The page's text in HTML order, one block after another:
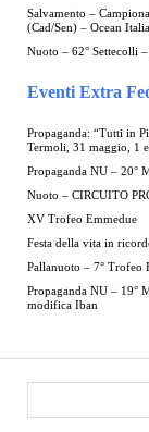
Salvamento –
(Cad/Sen) – Ocean
Nuoto – 62° Settecolli –
Eventi Extra
Propaganda: “Tutti in
Termoli, 31 maggio, 1
Propaganda NU – 20°
Nuoto – CIRCUITO
XV Trofeo Emmedue
Festa della vita in
Pallanuoto – 7° Trofeo
Propaganda NU – 19°
modifica Iban